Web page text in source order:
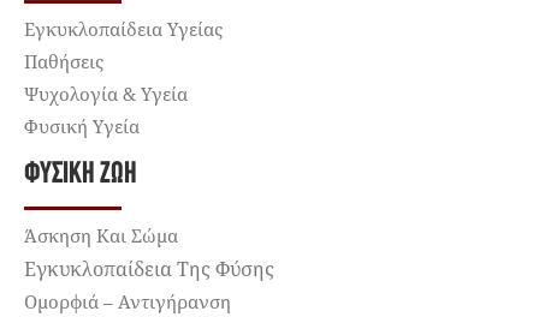
Εγκυκλοπαίδεια Υγείας
Παθήσεις
Ψυχολογία & Υγεία
Φυσική Υγεία
ΦΥΣΙΚΉ ΖΩΉ
Άσκηση Και Σώμα
Εγκυκλοπαίδεια Της Φύσης
Ομορφιά – Αντιγήρανση